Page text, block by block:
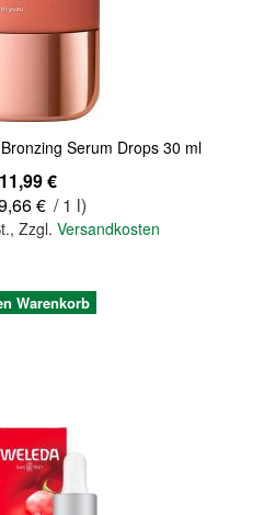
Serum Drops 30 ml
11,99 €
€ / 1 l)
, Zzgl. Versandkosten
Warenkorb